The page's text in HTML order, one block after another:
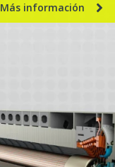
Más información